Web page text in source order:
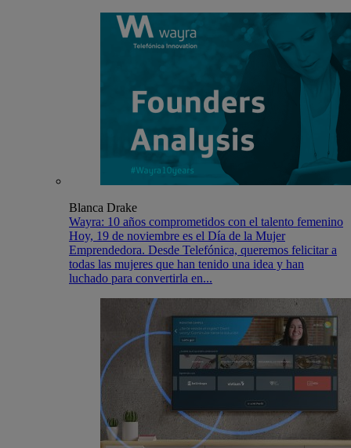
Blanca Drake
Wayra: 10 años comprometidos con el talento femenino
Hoy, 19 de noviembre es el Día de la Mujer
Emprendedora. Desde Telefónica, queremos felicitar a
todas las mujeres que han tenido una idea y han
luchado para convertirla en...